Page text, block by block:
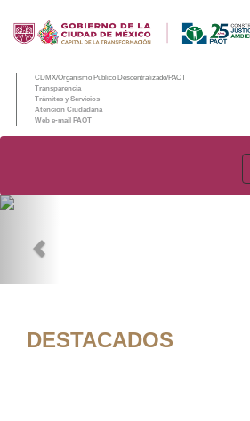
CDMX/Organismo Público Descentralizado/PAOT
Transparencia
Trámites y Servicios
Atención Ciudadana
Web e-mail PAOT
DESTACADOS